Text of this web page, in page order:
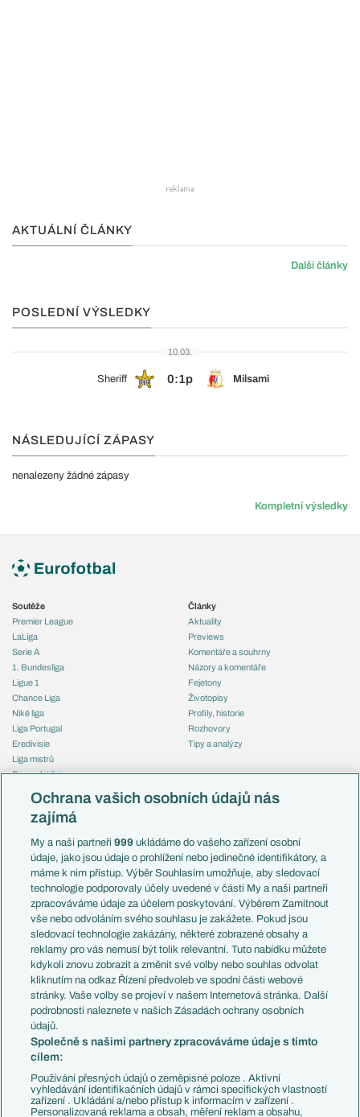
AKTUÁLNÍ ČLÁNKY
Další články
POSLEDNÍ VÝSLEDKY
10.03.
Sheriff 0:1p Milsami
NÁSLEDUJÍCÍ ZÁPASY
nenalezeny žádné zápasy
Kompletní výsledky
Soutěže
Premier League
LaLiga
Serie A
1. Bundesliga
Ligue 1
Chance Liga
Niké liga
Liga Portugal
Eredivisie
Liga mistrů
Evropská liga
Mistrovství světa
Liga národů
Témata
Představení týmů MS
EuroSkauting
PL v kostce
Evropské koeficienty
Přestupy
Přestupové spekulace
Zranění
Kluby
Arsenal FC
Chelsea FC
Manchester United
AC Milán
Juventus FC
Bayern Mnichov
FC Barcelona
Články
Aktuality
Previews
Komentáře a souhrny
Názory a komentáře
Fejetony
Životopisy
Profily, historie
Rozhovory
Tipy a analýzy
Česko
Francie
Itálie
Německo
Španělsko
Argentina
Brazílie
Přestupy
Zápasy
Livescore
Tipovací soutěž
Ochrana vašich osobních údajů nás
zajímá
My a naši partneři999 ukládáme do vašeho zařízení osobní
údaje, jako jsou údaje o prohlížení nebo jedinečné identifikátory, a
máme k nim přístup. Výběr Souhlasím umožňuje, aby sledovací
technologie podporovaly účely uvedené v části My a naši partneři
zpracováváme údaje za účelem poskytování. Výběrem Zamítnout
vše nebo odvoláním svého souhlasu je zakážete. Pokud jsou
sledovací technologie zakázány, některé zobrazené obsahy a
reklamy pro vás nemusí být tolik relevantní. Tuto nabídku můžete
kdykoli znovu zobrazit a změnit své volby nebo souhlas odvolat
kliknutím na odkaz Řízení předvoleb ve spodní části webové
stránky. Vaše volby se projeví v našem Internetová stránka. Další
podrobnosti naleznete v našich Zásadách ochrany osobních
údajů.
Společně s našimi partnery zpracováváme údaje s tímto
cílem:
Používání přesných údajů o zeměpisné poloze . Aktivní
vyhledávání identifikačních údajů v rámci specifických vlastností
zařízení . Ukládání a/nebo přístup k informacím v zařízení .
Personalizovaná reklama a obsah, měření reklam a obsahu,